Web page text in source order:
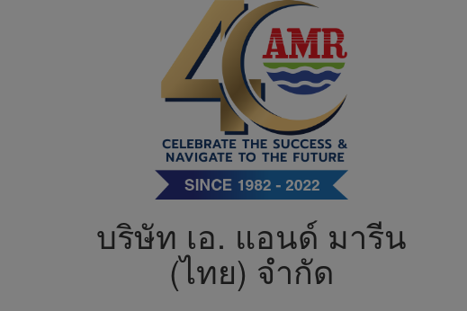
บริษัท เอ. แอนด์ มารีน
(ไทย) จำกัด